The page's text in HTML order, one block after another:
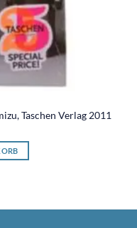
Taschen Verlag 2011